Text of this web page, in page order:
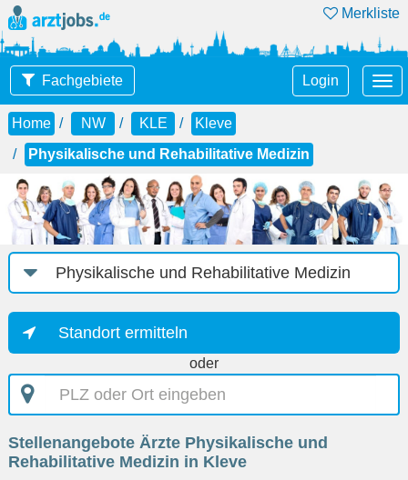
Merkliste
Fachgebiete Login
Home NW KLE
Kleve
Physikalische und Rehabilitative Medizin
Job-
Kategorie
Standort ermitteln
oder
PLZ
oder
eingeben
Stellenangebote Ärzte Physikalische und
Rehabilitative Medizin in Kleve